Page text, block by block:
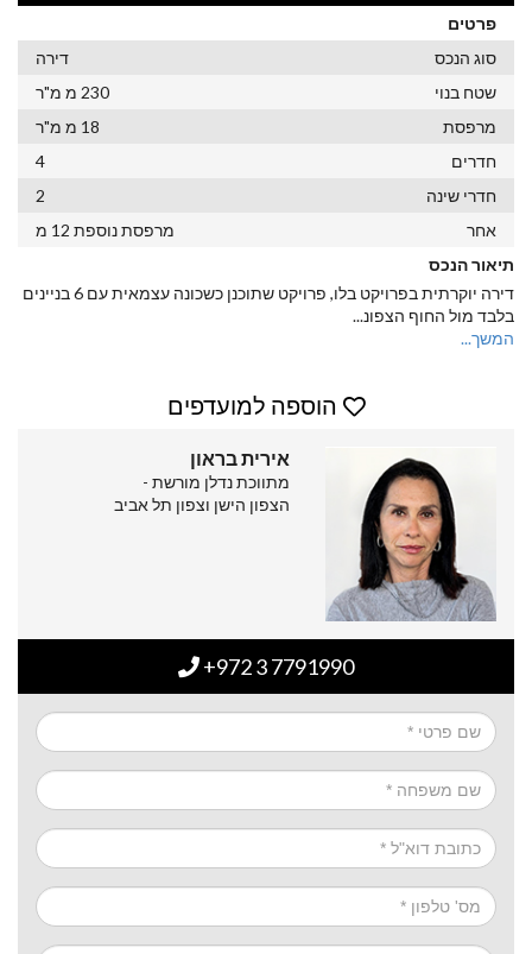
פרטים
סוג הנכס
דירה
שטח בנוי
230 מ מ"ר
מרפסת
18 מ מ"ר
חדרים
4
חדרי שינה
2
אחר
מרפסת נוספת 12 מ
תיאור הנכס
דירה יוקרתית בפרויקט בלו, פרויקט שתוכנן כשכונה עצמאית עם 6 בניינים
בלבד מול החוף הצפונ...
המשך...
הוספה למועדפים
אירית בראון
מתווכת נדלן מורשת -
הצפון הישן וצפון תל אביב
+972 3 7791990